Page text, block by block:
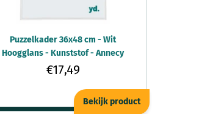
Puzzelkader 36x48 cm - Wit
Hoogglans - Kunststof - Annecy
€17,49
Bekijk product